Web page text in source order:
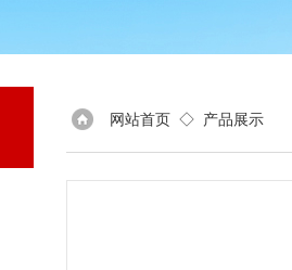
网站首页 ◇ 产品展示